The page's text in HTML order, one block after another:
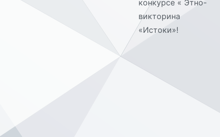
конкурсе « Этно-
викторина
«Истоки»!